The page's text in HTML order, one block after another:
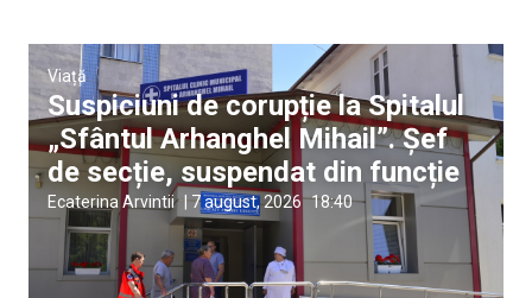
Viață
Suspiciuni de corupție la Spitalul
„Sfântul Arhanghel Mihail”. Șef
de secție, suspendat din funcție
Ecaterina Arvintii 7 august, 2026 18:40